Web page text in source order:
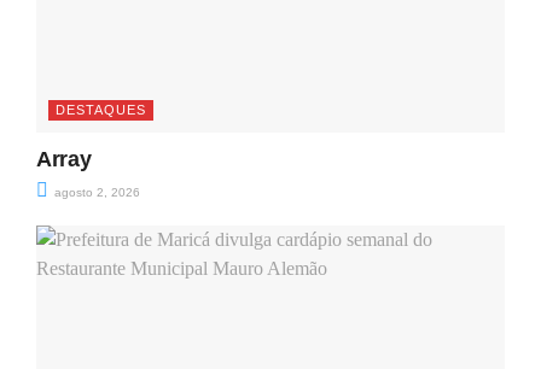
DESTAQUES
Array
agosto 2, 2026